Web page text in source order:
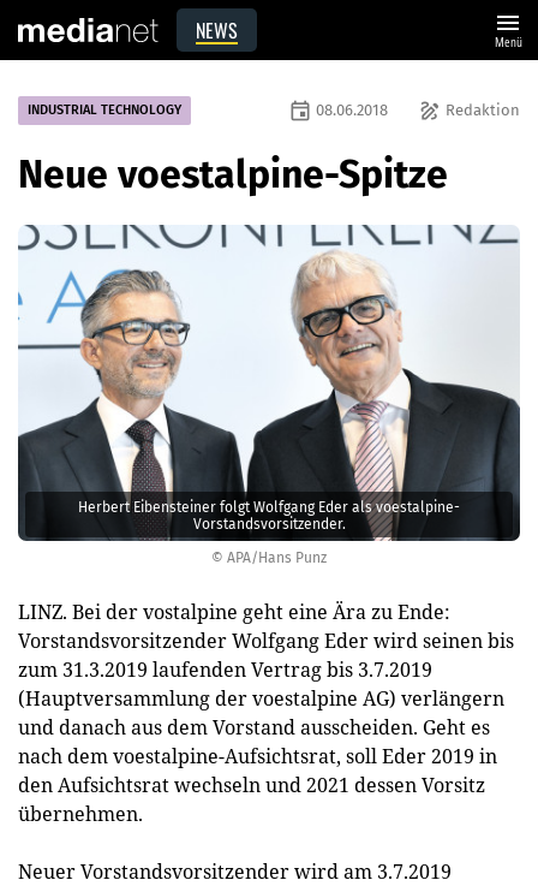
NEWS menu
Menü
© APA/Hans Punz
Herbert Eibensteiner folgt Wolfgang Eder als voestalpine-
Vorstandsvorsitzender.
INDUSTRIAL TECHNOLOGY draw Redaktion
event 08.06.2018
Neue voestalpine-Spitze
LINZ. Bei der vostalpine geht eine Ära zu Ende:
Vorstandsvorsitzender Wolfgang Eder wird seinen bis
zum 31.3.2019 laufenden Vertrag bis 3.7.2019
(Hauptversammlung der voestalpine AG) verlängern
und danach aus dem Vorstand ausscheiden. Geht es
nach dem voestalpine-Aufsichtsrat, soll Eder 2019 in
den Aufsichtsrat wechseln und 2021 dessen Vorsitz
übernehmen.
Neuer Vorstandsvorsitzender wird am 3.7.2019